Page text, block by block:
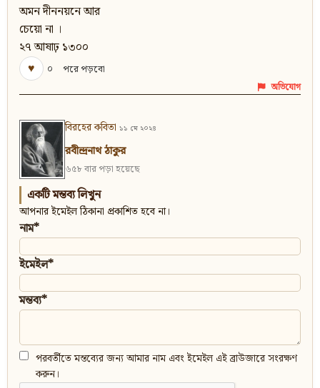
অমন দীননয়নে আর
চেয়ো না ।
২৭ আষাঢ় ১৩০০
♥
০ পরে পড়বো
অভিযোগ
বিরহের কবিতা ১১ মে ২০২৪
রবীন্দ্রনাথ ঠাকুর
৬৫৮ বার পড়া হয়েছে
একটি মন্তব্য লিখুন
আপনার ইমেইল ঠিকানা প্রকাশিত হবে না।
নাম*
ইমেইল*
মন্তব্য*
পরবর্তীতে মন্তব্যের জন্য আমার নাম এবং ইমেইল এই ব্রাউজারে সংরক্ষণ
করুন।